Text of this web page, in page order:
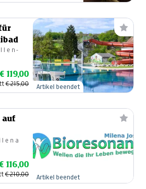
€ 119,00
€ 215,00 Artikel beendet
auf
116,00
€ 210,00 Artikel beendet